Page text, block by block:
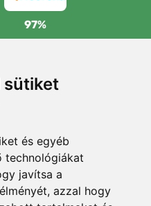
sütiket
és egyéb
technológiákat
javítsa a
azzal hogy
97%
összeg felett: 80 EUR
visszaküldheti vagy
ot
egy fát! BővebbenRólunk